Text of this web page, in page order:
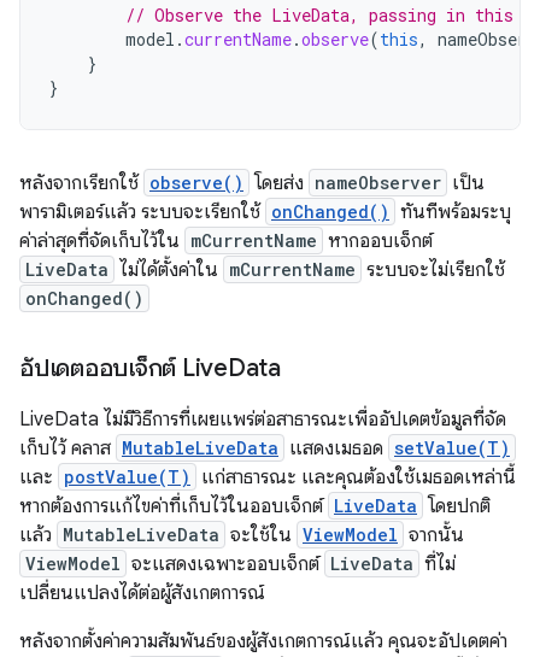
// Observe the LiveData, passing in this
model .currentName.observe(this,
}
}
หลังจากเรียกใช้ observe() โดยส่ง nameObserver เป็น
พารามิเตอร์แล้ว ระบบจะเรียกใช้ onChanged() ทันทีพร้อมระบุ
ค่าล่าสุดที่จัดเก็บไว้ใน mCurrentName หากออบเจ็กต์
LiveData ไม่ได้ตั้งค่าใน mCurrentName ระบบจะไม่เรียกใช้
onChanged()
อัปเดตออบเจ็กต์ LiveData
LiveData ไม่มีวิธีการที่เผยแพร่ต่อสาธารณะเพื่ออัปเดตข้อมูลที่จัด
เก็บไว้ คลาส MutableLiveData แสดงเมธอด setValue(T)
และ postValue(T)
แก่สาธารณะ และคุณต้องใช้เมธอดเหล่านี้
หากต้องการแก้ไขค่าที่เก็บไว้ในออบเจ็กต์ LiveData โดยปกติ
แล้ว MutableLiveData จะใช้ใน ViewModel จากนั้น
ViewModel จะแสดงเฉพาะออบเจ็กต์ LiveData ที่ไม่
เปลี่ยนแปลงได้ต่อผู้สังเกตการณ์
หลังจากตั้งค่าความสัมพันธ์ของผู้สังเกตการณ์แล้ว คุณจะอัปเดตค่า